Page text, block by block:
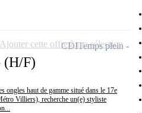
(H/F)
ongles haut de gamme situé dans le 17e
Villiers), recherche un(e) styliste
CDITemps plein
Ajouter cette offre à ma sélection